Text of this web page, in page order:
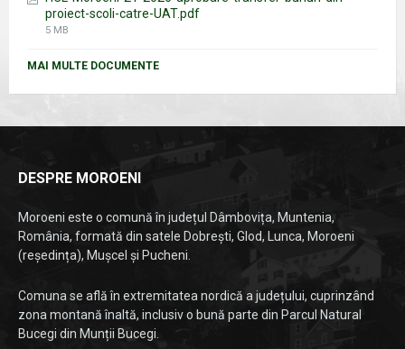
proiect-scoli-catre-UAT.pdf
File
5 MB
MAI MULTE DOCUMENTE
DESPRE MOROENI
Moroeni este o comună în județul Dâmbovița, Muntenia,
România, formată din satele Dobrești, Glod, Lunca, Moroeni
(reședința), Mușcel și Pucheni.
Comuna se află în extremitatea nordică a județului, cuprinzând
zona montană înaltă, inclusiv o bună parte din Parcul Natural
Bucegi din Munții Bucegi.